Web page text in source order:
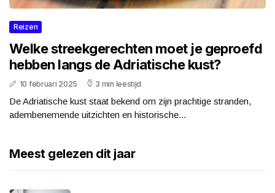
Reizen
Welke streekgerechten moet je geproefd
hebben langs de Adriatische kust?
10 februari 2025 3 min leestijd
De Adriatische kust staat bekend om zijn prachtige stranden,
adembenemende uitzichten en historische...
Meest gelezen dit jaar